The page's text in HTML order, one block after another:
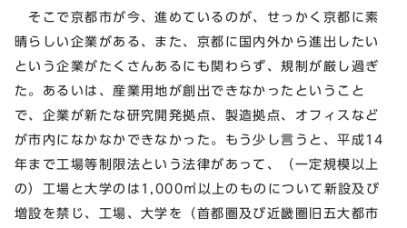
そこで京都市が今、進めているのが、せっかく京都に素
晴らしい企業がある、また、京都に国内外から進出したい
という企業がたくさんあるにも関わらず、規制が厳し過ぎ
た。あるいは、産業用地が創出できなかったということ
で、企業が新たな研究開発拠点、製造拠点、オフィスなど
が市内になかなかできなかった。もう少し言うと、平成14
年まで工場等制限法という法律があって、（一定規模以上
の）工場と大学のは1,000㎡以上のものについて新設及び
増設を禁じ、工場、大学を（首都圏及び近畿圏旧五大都市